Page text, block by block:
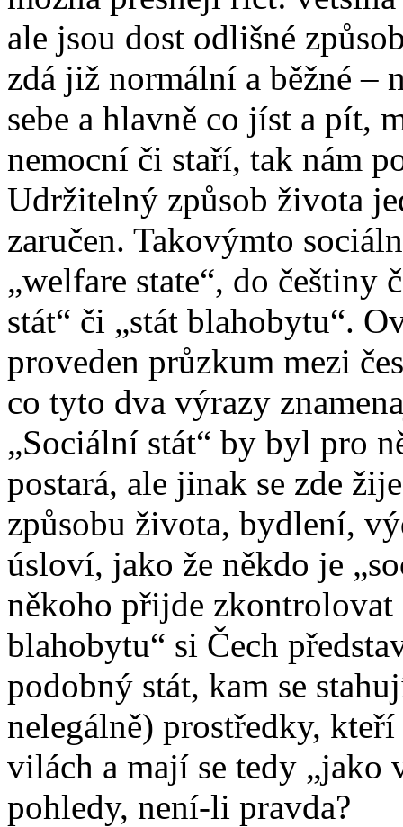
ale jsou dost odlišné
zdá již normální a běžné –
sebe a hlavně co jíst a pít,
nemocní či staří, tak nám
Udržitelný způsob života
zaručen. Takovýmto
„welfare state“, do češtiny
stát“ či „stát blahobytu“.
proveden průzkum mezi
co tyto dva výrazy
„Sociální stát“ by byl pro
postará, ale jinak se zde
způsobu života, bydlení,
úsloví, jako že někdo je
někoho přijde zkontrolovat
blahobytu“ si Čech
podobný stát, kam se
nelegálně) prostředky,
vilách a mají se tedy „jako
pohledy, není-li pravda?